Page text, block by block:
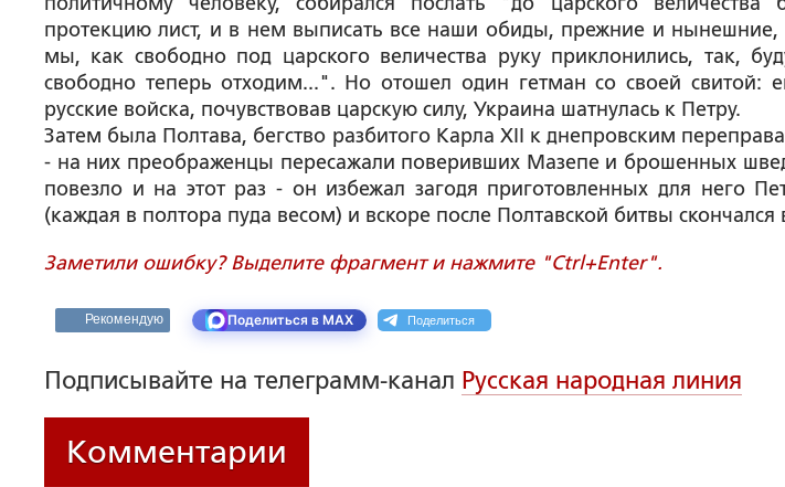
протекцию лист, и в нем выписать все наши обиды, прежние и нынешние,
мы, как свободно под царского величества руку приклонились, так,
свободно теперь отходим...". Но отошел один гетман со своей свитой:
русские войска, почувствовав царскую силу, Украина шатнулась к Петру.
Затем была Полтава, бегство разбитого Карла ХII к днепровским
- на них преображенцы пересажали поверивших Мазепе и брошенных
повезло и на этот раз - он избежал загодя приготовленных для него
(каждая в полтора пуда весом) и вскоре после Полтавской битвы скончался
Заметили ошибку? Выделите фрагмент и нажмите "Ctrl+Enter".
Рекомендую Поделиться в MAX Поделиться
Подписывайте на телеграмм-канал Русская народная линия
Комментарии